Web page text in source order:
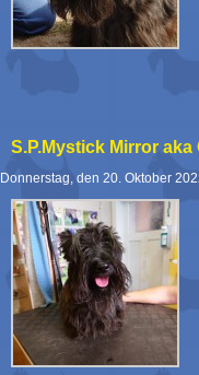
S.P.Mystick Mirror aka
Donnerstag, den 20. Oktober